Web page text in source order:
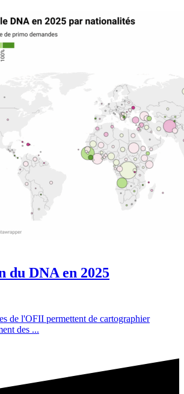
du DNA en 2025
de l'OFII permettent de cartographier
des ...